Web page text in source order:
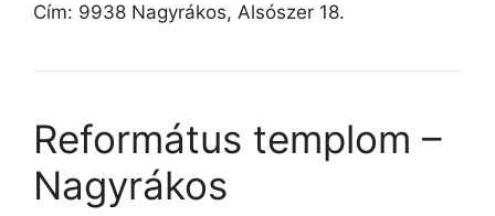
Cím: 9938 Nagyrákos, Alsószer 18.
Református templom –
Nagyrákos